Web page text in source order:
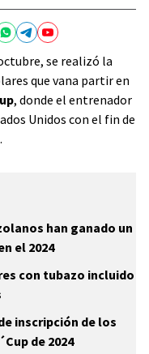
se realizó la
que vana partir en
, donde el entrenador
Unidos con el fin de
han ganado un
el 2024
con tubazo incluido
inscripción de los
de 2024